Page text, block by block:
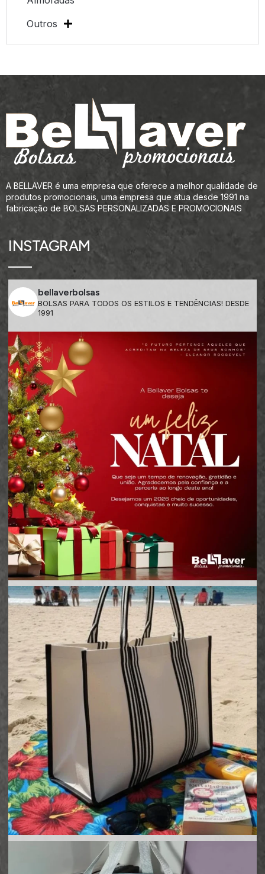
Outros
A BELLAVER é uma empresa que oferece a melhor qualidade de
produtos promocionais, uma empresa que atua desde 1991 na
fabricação de BOLSAS PERSONALIZADAS E PROMOCIONAIS
INSTAGRAM
bellaverbolsas
BOLSAS PARA TODOS OS ESTILOS E TENDÊNCIAS! DESDE
1991